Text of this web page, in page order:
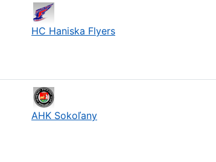
HC Haniska Flyers
AHK Sokoľany